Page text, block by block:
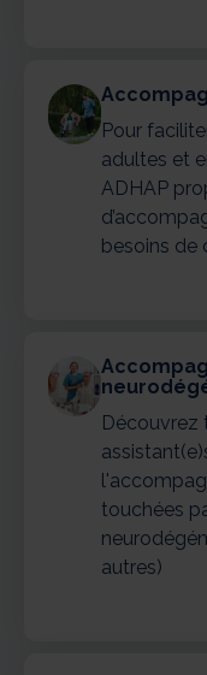
Pour
adultes et
ADHAP
besoins de
Découvrez
touchées
autres)